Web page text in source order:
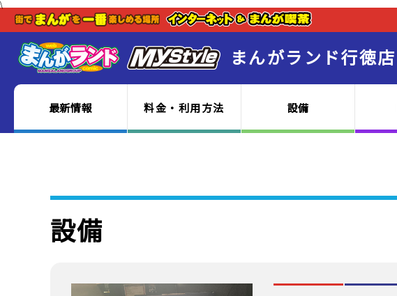
\
まんがランド行徳店
最新情報 料金・利用方法 設備
設備